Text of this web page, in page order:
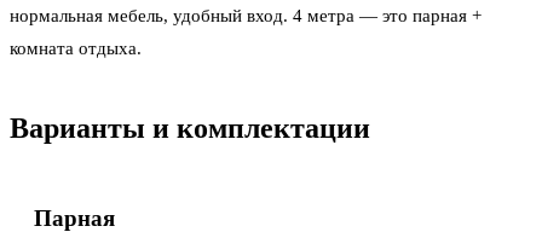
нормальная мебель, удобный вход. 4 метра — это парная +
комната отдыха.
Варианты и комплектации
Парная